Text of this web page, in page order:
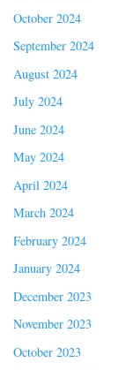
October 2024
September 2024
August 2024
July 2024
June 2024
May 2024
April 2024
March 2024
February 2024
January 2024
December 2023
November 2023
October 2023